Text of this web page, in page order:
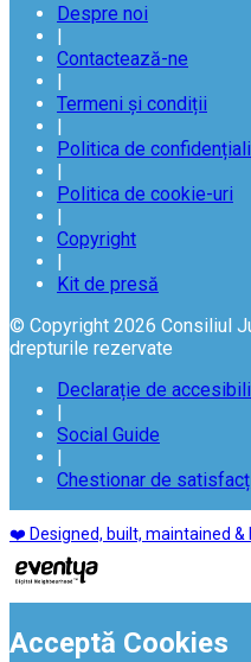
Despre noi
Contactează-ne
Termeni și condiții
Politica de
Politica de cookie-uri
Copyright
Kit de presă
© Copyright 2026 Consiliul
drepturile rezervate
Declarație de
Social Guide
Chestionar de
❤️ Designed, built, maintained &
Acceptă Cookies